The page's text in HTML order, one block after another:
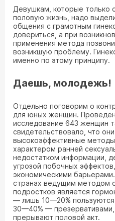
Девушкам, которые только
половую жизнь, надо
общения с грамотным
довериться, а при
применения метода
возникшую проблему.
именно по этому принципу.
Даешь, молодежь!
Отдельно поговорим о
для юных женщин.
исследование 643 женщин
свидетельствовало, что
высокоэффективные
характером ранней
недостатком информации,
угрозой побочных
экономическими
странах ведущим методом
подростков является
— лишь 10—20%
30—40% —
прерывают половой акт.